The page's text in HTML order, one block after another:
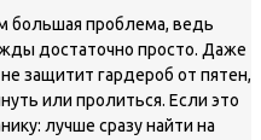
большая проблема, ведь
достаточно просто. Даже
защитит гардероб от пятен,
или пролиться. Если это
лучше сразу найти на